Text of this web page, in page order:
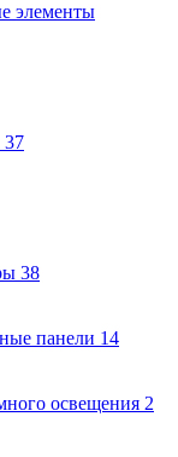
элементы
37
38
панели 14
освещения 2